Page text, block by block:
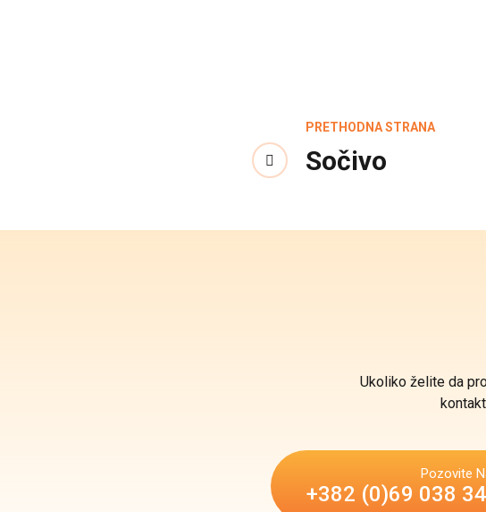
PRETHODNA STRANA
Sočivo
Ukoliko želite da
Pozovite
+382 (0)69 038